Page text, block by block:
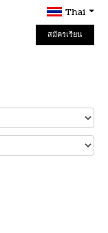
Thai
สมัครเรียน
Online